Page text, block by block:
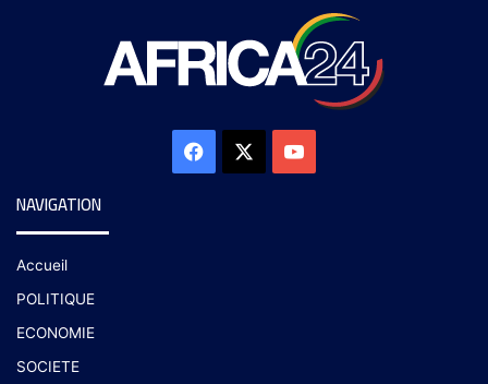
NAVIGATION
Accueil
POLITIQUE
ECONOMIE
SOCIETE